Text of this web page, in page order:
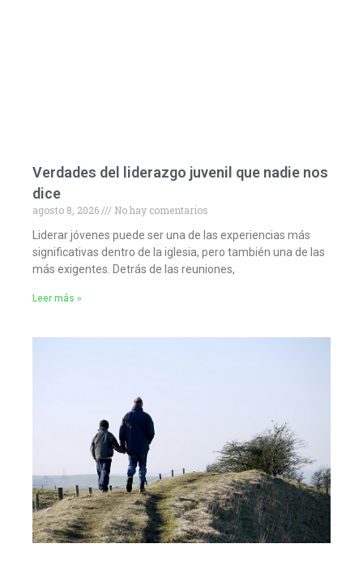
Verdades del liderazgo juvenil que nadie nos
dice
agosto 8, 2026
No hay comentarios
Liderar jóvenes puede ser una de las experiencias más
significativas dentro de la iglesia, pero también una de las
más exigentes. Detrás de las reuniones,
Leer más »